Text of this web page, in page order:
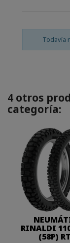
Todavía
4 otros
categoría:
RINALDI
(58P)